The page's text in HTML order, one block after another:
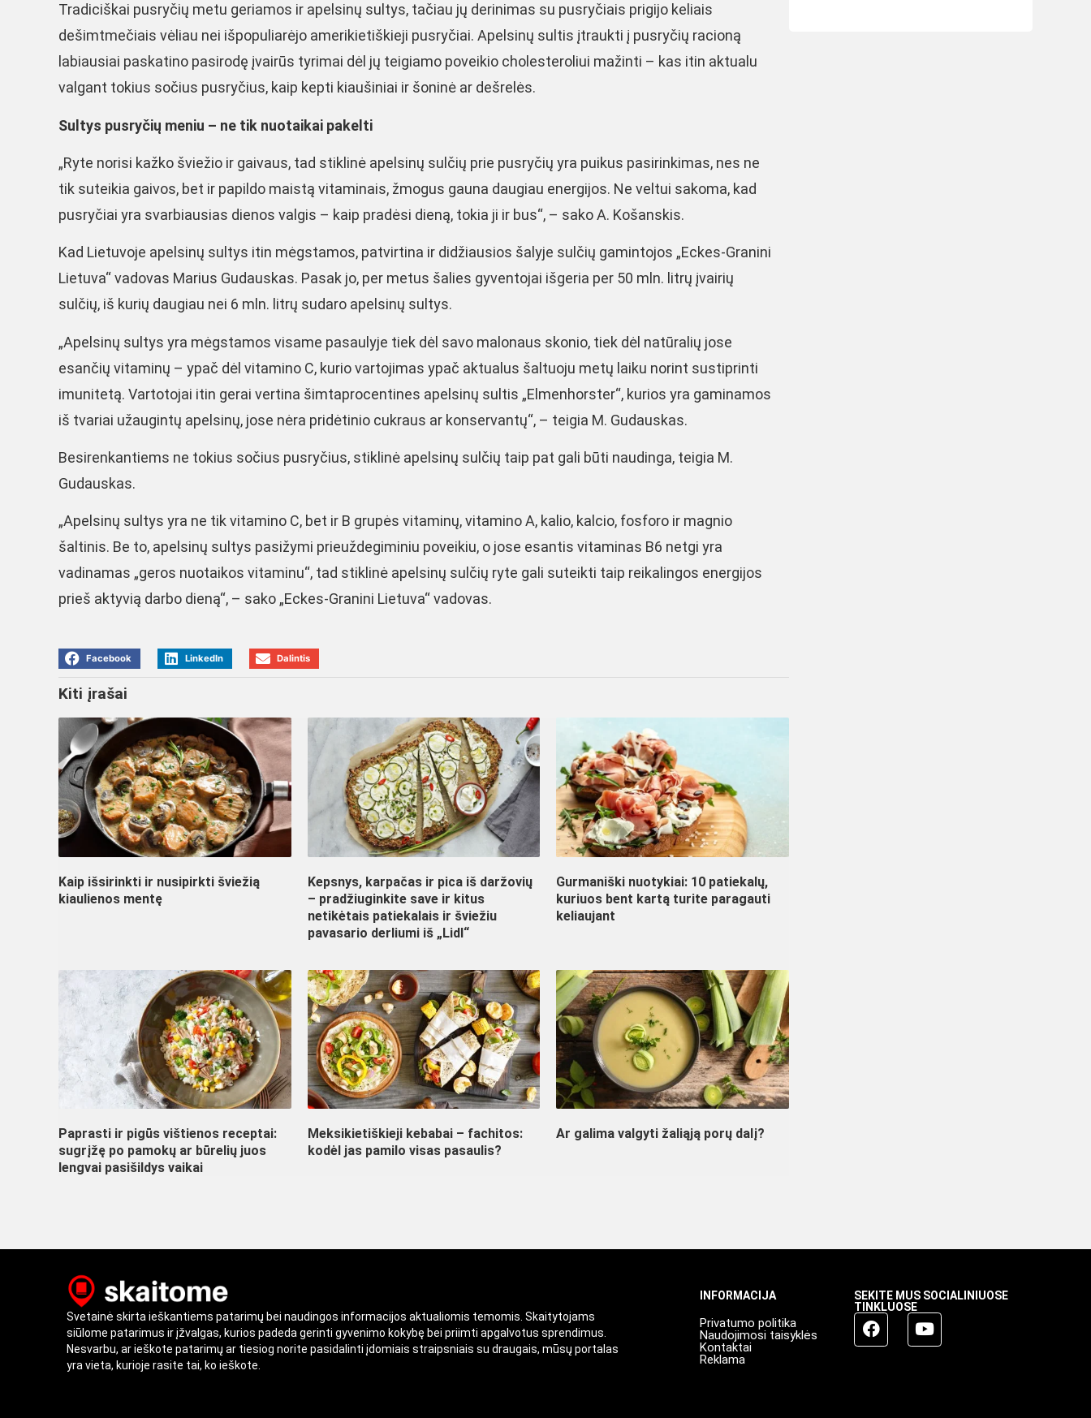
Tradiciškai pusryčių metu geriamos ir apelsinų sultys, tačiau jų derinimas su pusryčiais prigijo keliais
dešimtmečiais vėliau nei išpopuliarėjo amerikietiškieji pusryčiai. Apelsinų sultis įtraukti į pusryčių racioną
labiausiai paskatino pasirodę įvairūs tyrimai dėl jų teigiamo poveikio cholesteroliui mažinti – kas itin aktualu
valgant tokius sočius pusryčius, kaip kepti kiaušiniai ir šoninė ar dešrelės.
Sultys pusryčių meniu – ne tik nuotaikai pakelti
„Ryte norisi kažko šviežio ir gaivaus, tad stiklinė apelsinų sulčių prie pusryčių yra puikus pasirinkimas, nes ne
tik suteikia gaivos, bet ir papildo maistą vitaminais, žmogus gauna daugiau energijos. Ne veltui sakoma, kad
pusryčiai yra svarbiausias dienos valgis – kaip pradėsi dieną, tokia ji ir bus“, – sako A. Košanskis.
Kad Lietuvoje apelsinų sultys itin mėgstamos, patvirtina ir didžiausios šalyje sulčių gamintojos „Eckes-Granini
Lietuva“ vadovas Marius Gudauskas. Pasak jo, per metus šalies gyventojai išgeria per 50 mln. litrų įvairių
sulčių, iš kurių daugiau nei 6 mln. litrų sudaro apelsinų sultys.
„Apelsinų sultys yra mėgstamos visame pasaulyje tiek dėl savo malonaus skonio, tiek dėl natūralių jose
esančių vitaminų – ypač dėl vitamino C, kurio vartojimas ypač aktualus šaltuoju metų laiku norint sustiprinti
imunitetą. Vartotojai itin gerai vertina šimtaprocentines apelsinų sultis „Elmenhorster“, kurios yra gaminamos
iš tvariai užaugintų apelsinų, jose nėra pridėtinio cukraus ar konservantų“, – teigia M. Gudauskas.
Besirenkantiems ne tokius sočius pusryčius, stiklinė apelsinų sulčių taip pat gali būti naudinga, teigia M.
Gudauskas.
„Apelsinų sultys yra ne tik vitamino C, bet ir B grupės vitaminų, vitamino A, kalio, kalcio, fosforo ir magnio
šaltinis. Be to, apelsinų sultys pasižymi prieuždegiminiu poveikiu, o jose esantis vitaminas B6 netgi yra
vadinamas „geros nuotaikos vitaminu“, tad stiklinė apelsinų sulčių ryte gali suteikti taip reikalingos energijos
prieš aktyvią darbo dieną“, – sako „Eckes-Granini Lietuva“ vadovas.
Facebook LinkedIn Dalintis
Kiti įrašai
Kaip išsirinkti ir nusipirkti šviežią
kiaulienos mentę
Kepsnys, karpačas ir pica iš daržovių
– pradžiuginkite save ir kitus
netikėtais patiekalais ir šviežiu
pavasario derliumi iš „Lidl“
Gurmaniški nuotykiai: 10 patiekalų,
kuriuos bent kartą turite paragauti
keliaujant
Paprasti ir pigūs vištienos receptai:
sugrįžę po pamokų ar būrelių juos
lengvai pasišildys vaikai
Meksikietiškieji kebabai – fachitos:
kodėl jas pamilo visas pasaulis?
Ar galima valgyti žaliąją porų dalį?
Svetainė skirta ieškantiems patarimų bei naudingos informacijos aktualiomis temomis. Skaitytojams
siūlome patarimus ir įžvalgas, kurios padeda gerinti gyvenimo kokybę bei priimti apgalvotus sprendimus.
Nesvarbu, ar ieškote patarimų ar tiesiog norite pasidalinti įdomiais straipsniais su draugais, mūsų portalas
yra vieta, kurioje rasite tai, ko ieškote.
INFORMACIJA
Privatumo politika
Naudojimosi taisyklės
Kontaktai
Reklama
SEKITE MUS SOCIALINIUOSE
TINKLUOSE